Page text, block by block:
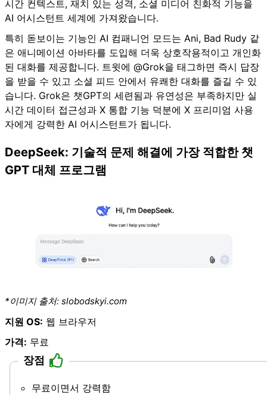
시간 컨텍스트, 재치 있는 성격, 소셜 미디어 친화적 기능을
AI 어시스턴트 세계에 가져왔습니다.
특히 돋보이는 기능인 AI 컴패니언 모드는 Ani, Bad Rudy 같
은 애니메이션 아바타를 도입해 더욱 상호작용적이고 개인화
된 대화를 제공합니다. 트윗에 @Grok을 태그하면 즉시 답장
을 받을 수 있고 소셜 피드 안에서 유쾌한 대화를 즐길 수 있
습니다. Grok은 챗GPT의 세련됨과 유연성은 부족하지만 실
시간 데이터 접근성과 X 통합 기능 덕분에 X 프리미엄 사용
자에게 강력한 AI 어시스턴트가 됩니다.
DeepSeek: 기술적 문제 해결에 가장 적합한 챗
GPT 대체 프로그램
*이미지 출처: slobodskyi.com
지원 OS: 웹 브라우저
가격: 무료
장점
무료이면서 강력함